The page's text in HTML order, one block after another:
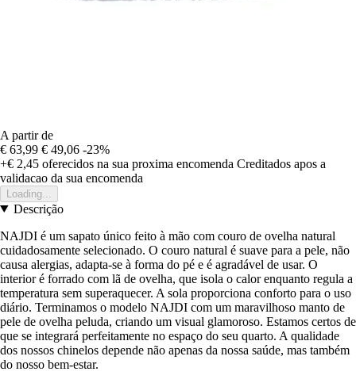
A partir de
€ 63,99 € 49,06 -23%
+€ 2,45 oferecidos na sua proxima encomenda Creditados apos a
validacao da sua encomenda
Loading...
Descrição
NAJDI é um sapato único feito à mão com couro de ovelha natural
cuidadosamente selecionado. O couro natural é suave para a pele, não
causa alergias, adapta-se à forma do pé e é agradável de usar. O
interior é forrado com lã de ovelha, que isola o calor enquanto regula a
temperatura sem superaquecer. A sola proporciona conforto para o uso
diário. Terminamos o modelo NAJDI com um maravilhoso manto de
pele de ovelha peluda, criando um visual glamoroso. Estamos certos de
que se integrará perfeitamente no espaço do seu quarto. A qualidade
dos nossos chinelos depende não apenas da nossa saúde, mas também
do nosso bem-estar.